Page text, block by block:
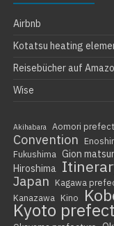
Airbnb
Kotatsu heating
Reisebücher auf
Wise
Akihabara Aomori
Convention
Fukushima Gion
Hiroshima
Japan Kagawa
Kanazawa
Kino
Kyoto